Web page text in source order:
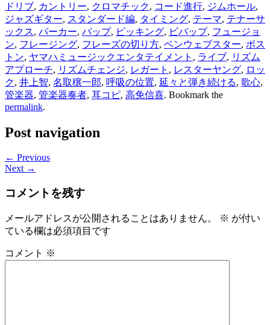
ドリブ, カントリー, クロマチック, コード進行, ジムホール,
ジャズギター, スタンダード編, タイミング, テーマ, テナーサ
ックス, パーカー, バップ, ピッキング, ビバップ, フュージョ
ン, フレージング, フレーズの切り方, ベンウェブスター, ボス
トン, ヤマハミュージックエンタテイメント , ライブ, リズム
アプローチ, リズムチェンジ, レガート , レスターヤング, ロッ
ク, 井上智, 名取穣一郎, 呼吸の位置, 延々と弾き続ける, 歌心,
管楽器, 管楽器奏者, 耳コピ, 高免信喜. Bookmark the
permalink.
Post navigation
← Previous
Next →
コメントを残す
メールアドレスが公開されることはありません。 ※ が付い
ている欄は必須項目です
コメント ※